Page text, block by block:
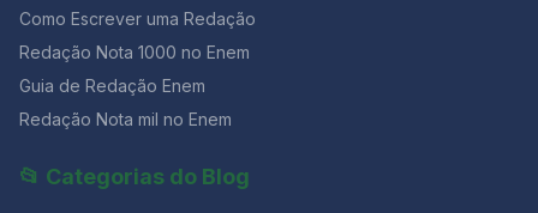
pode citar este filme. E aí? Tem coragem de assistir a
todos esses 12 filmes de terror para usar na redação
do Enem? Então, se sobreviver, lembre-se de que
você pode enviar sua redação para receber uma
Como Escrever uma Redação
Redação Nota 1000 no Enem
Guia de Redação Enem
Redação Nota mil no Enem
📂 Categorias do Blog